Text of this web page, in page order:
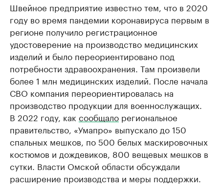
Швейное предприятие известно тем, что в 2020
году во время пандемии коронавируса первым в
регионе получило регистрационное
удостоверение на производство медицинских
изделий и было переориентировано под
потребности здравоохранения. Там произвели
более 1 млн медицинских изделий. После начала
СВО компания переориентировалась на
производство продукции для военнослужащих.
В 2022 году, как сообщало региональное
правительство, «Умапро» выпускало до 150
спальных мешков, по 500 белых маскировочных
костюмов и дождевиков, 800 вещевых мешков в
сутки. Власти Омской области обсуждали
расширение производства и меры поддержки.